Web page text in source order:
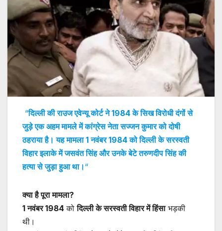
“दिल्ली की राउज एवेन्यू कोर्ट ने 1984 के सिख विरोधी दंगों से
जुड़े एक अहम मामले में कांग्रेस नेता सज्जन कुमार को दोषी
ठहराया है। यह मामला 1 नवंबर 1984 को दिल्ली के सरस्वती
विहार इलाके में जसवंत सिंह और उनके बेटे तरुणदीप सिंह की
हत्या से जुड़ा हुआ था। “
क्या है पूरा मामला?
1 नवंबर 1984 कोदिल्ली के सरस्वती विहार में हिंसाभड़की
थी।